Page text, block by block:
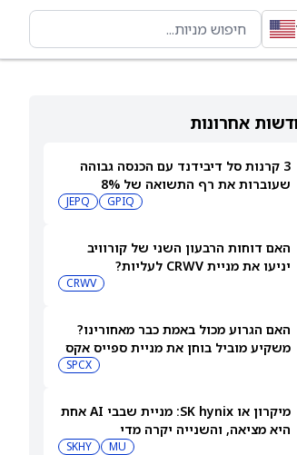
אחרונות
3 קרנות סל דיבידנד עם הכנסה גבוהה
שעוברות את רף התשואה של 8%
GPIQ
JEPQ
האם דוחות הרבעון השני של קורוויב
יניעו את מניית CRWV לעליות?
CRWV
האם הגרוע מכול באמת כבר מאחורינו?
משקיע מוביל בוחן את מניית ספייס אקס
SPCX
מיקרון או SK hynix: מניית שבבי AI אחת
היא מציאה, והשנייה יקרה מדי
MU
SKHY